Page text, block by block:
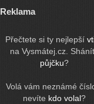
Reklama
Přečtete si ty nejlepší
na Vysmátej.cz.
půjčku?
Volá vám neznámé
nevíte kdo volal?